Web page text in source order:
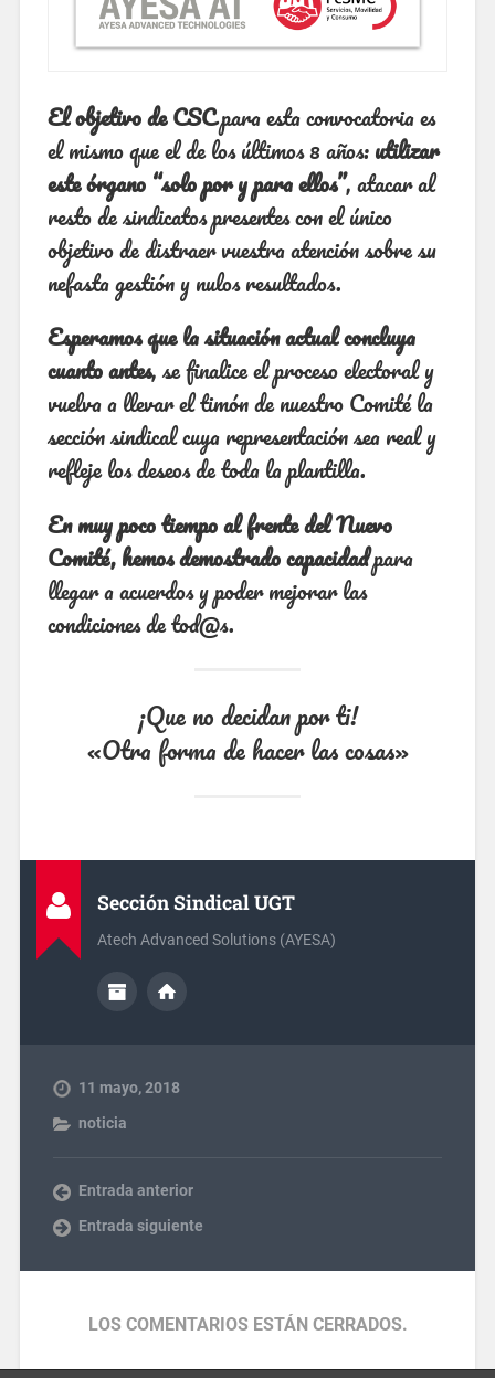
El objetivo de CSCpara esta convocatoria es
el mismo que el de los últimos 8 años:utilizar
este órgano “solo por y para ellos”, atacar al
resto de sindicatos presentes con el único
objetivo de distraer vuestra atención sobre su
nefasta gestión y nulos resultados.
Esperamos que la situación actual concluya
cuanto antes, se finalice el proceso electoral y
vuelva a llevar el timón de nuestro Comité la
sección sindical cuya representación sea real y
refleje los deseos de toda la plantilla.
En muy poco tiempo al frente del Nuevo
Comité, hemos demostrado capacidadpara
llegar a acuerdos y poder mejorar las
condiciones de tod@s.
¡Que no decidan por ti!
«Otra forma de hacer las cosas»
Sección Sindical UGT
Atech Advanced Solutions (AYESA)
11 mayo, 2018
noticia
Entrada anterior
Entrada siguiente
LOS COMENTARIOS ESTÁN CERRADOS.